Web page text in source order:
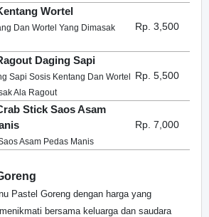
Wortel
Dan Wortel Yang Dimasak
Rp. 3,500
Daging Sapi
Sapi Sosis Kentang Dan Wortel
Ala Ragout
Rp. 5,500
Stick Saos Asam
Asam Pedas Manis
Rp. 7,000
Pastel Goreng dengan harga yang
bersama keluarga dan saudara